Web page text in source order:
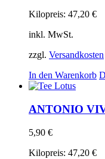
Kilopreis: 47,20 €
inkl. MwSt.
zzgl. Versandkosten
In den Warenkorb
ANTONIO
5,90 €
Kilopreis: 47,20 €